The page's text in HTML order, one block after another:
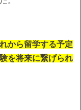
から留学する予定
を将来に繋げられ